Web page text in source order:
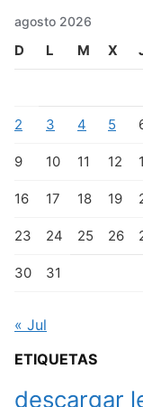
agosto 2026
D L M X
2 3 4 5
9 10 11 12
16 17 18 19
23 24 25 26
30 31
« Jul
ETIQUETAS
descargar